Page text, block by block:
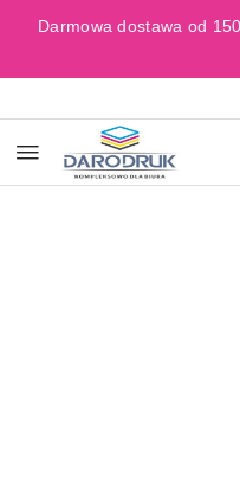
Przejdź do treści
Przejdź do
Przejdź do moje
Przejdź do menu
Przejdź do opisu
Przejdź do stopki
Darmowa dostawa od